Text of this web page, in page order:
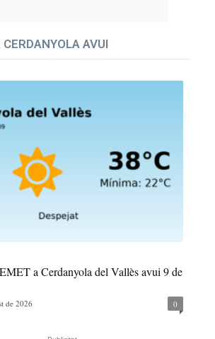
AVUI
a Cerdanyola del Vallès avui 9 de
de 2026 0